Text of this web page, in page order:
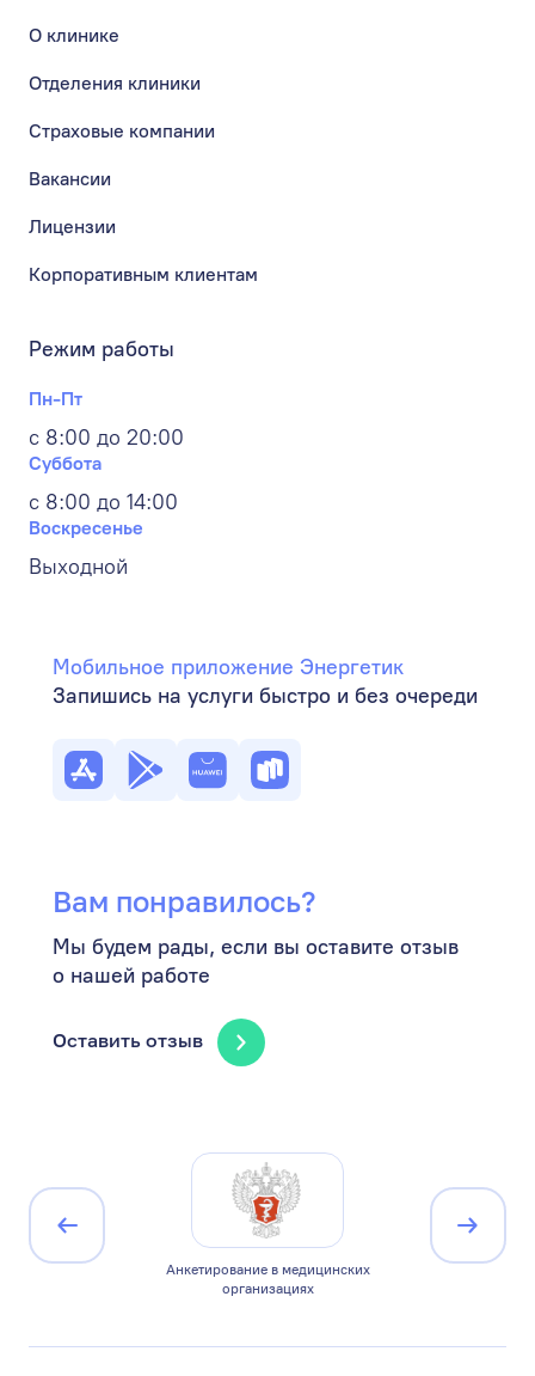
О клинике
Отделения клиники
Страховые компании
Вакансии
Лицензии
Корпоративным клиентам
Режим работы
Пн-Пт
с 8:00 до 20:00
Суббота
с 8:00 до 14:00
Воскресенье
Выходной
Мобильное приложение Энергетик
Запишись на услуги быстро и без очереди
Вам понравилось?
Мы будем рады, если вы оставите отзыв
о нашей работе
Оставить отзыв
Анкетирование в медицинских
организациях